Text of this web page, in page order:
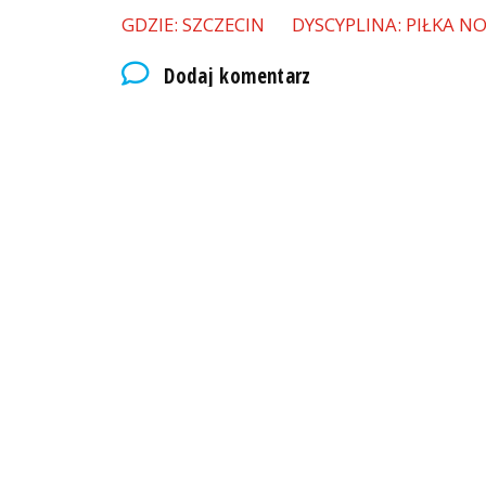
GDZIE: SZCZECIN DYSCYPLINA: PIŁKA
Dodaj komentarz